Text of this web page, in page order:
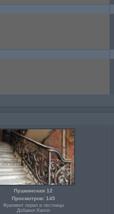
Пушкинская 12
Просмотров: 145
Фрагмент перил и лестницы
Добавил Kamin